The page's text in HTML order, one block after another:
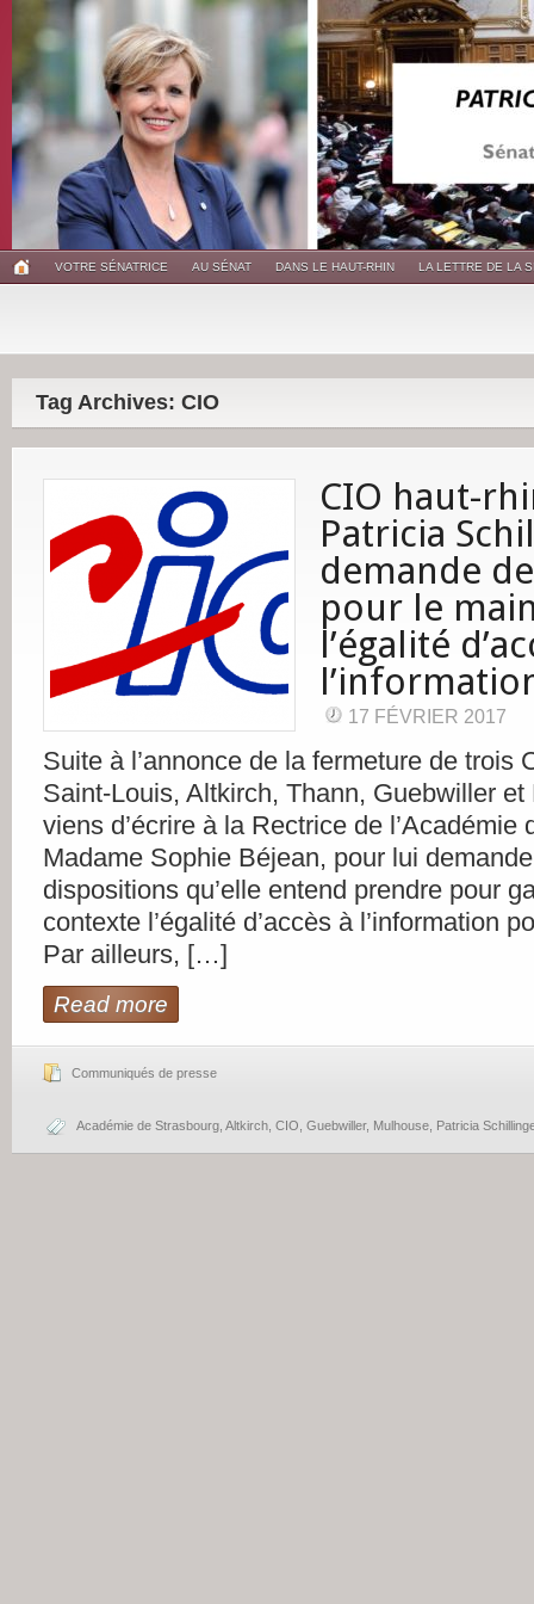
VOTRE SÉNATRICE AU SÉNAT DANS LE HAUT-RHIN LA LETTRE DE LA
Tag Archives: CIO
CIO haut-
Patricia
demande
pour le
l’égalité
17 FÉVRIER 2017
Suite à l’annonce de la fermeture de trois
Saint-Louis, Altkirch, Thann, Guebwiller
viens d’écrire à la Rectrice de l’Académie
Madame Sophie Béjean, pour lui
dispositions qu’elle entend prendre pour
contexte l’égalité d’accès à l’information
Par ailleurs, […]
Read more
Communiqués de presse
Académie de Strasbourg Altkirch CIO Guebwiller, Mulhouse Patricia